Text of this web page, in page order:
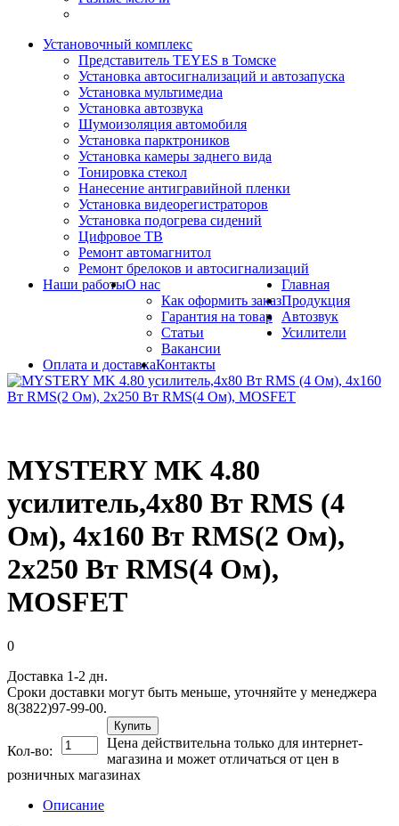
Установочный комплекс
Представитель TEYES в Томске
Установка автосигнализаций и автозапуска
Установка мультимедиа
Установка автозвука
Шумоизоляция автомобиля
Установка парктроников
Установка камеры заднего вида
Тонировка стекол
Нанесение антигравийной пленки
Установка видеорегистраторов
Установка подогрева сидений
Цифровое ТВ
Ремонт автомагнитол
Ремонт брелоков и автосигнализаций
Наши работыО нас
Как оформить заказ
Гарантия на товар
Статьи
Вакансии
Оплата и доставкаКонтакты
Главная
Продукция
Автозвук
Усилители
MYSTERY MK 4.80
усилитель,4х80 Вт RMS (4
Ом), 4х160 Вт RMS(2 Ом),
2х250 Вт RMS(4 Ом),
MOSFET
0
Доставка 1-2 дн.
Сроки доставки могут быть меньше, уточняйте у менеджера
8(3822)97-99-00.
Кол-во:
Купить
Цена действительна только для интернет-
магазина и может отличаться от цен в
розничных магазинах
Описание